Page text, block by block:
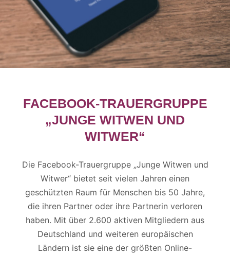
FACEBOOK-TRAUERGRUPPE
„JUNGE WITWEN UND
WITWER“
Die Facebook-Trauergruppe „Junge Witwen und
Witwer“ bietet seit vielen Jahren einen
geschützten Raum für Menschen bis 50 Jahre,
die ihren Partner oder ihre Partnerin verloren
haben. Mit über 2.600 aktiven Mitgliedern aus
Deutschland und weiteren europäischen
Ländern ist sie eine der größten Online-